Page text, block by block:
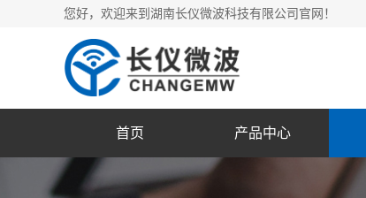
您好，欢迎来到湖南长仪微波科技有限公司官网！
首页 产品中心